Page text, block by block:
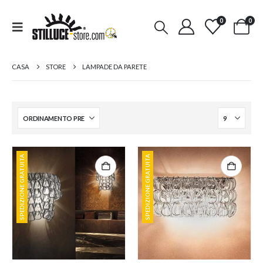
0 0
CASA STORE LAMPADE DA PARETE
SPEDIZIONE GRATUITA SPEDIZIONE GRATUITA